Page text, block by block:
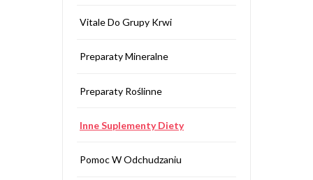
Vitale Do Grupy Krwi
Preparaty Mineralne
Preparaty Roślinne
Inne Suplementy Diety
Pomoc W Odchudzaniu